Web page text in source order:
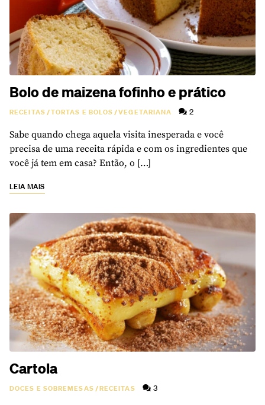
Bolo de maizena fofinho e prático
RECEITAS/TORTAS E BOLOS/VEGETARIANA 2
Sabe quando chega aquela visita inesperada e você
precisa de uma receita rápida e com os ingredientes que
você já tem em casa? Então, o […]
LEIA MAIS
Cartola
DOCES E SOBREMESAS/RECEITAS 3